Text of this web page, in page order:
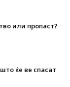
или пропаст?
ќе ве спасат